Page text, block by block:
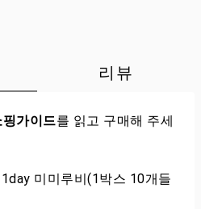
리뷰
핑가이드를 읽고 구매해 주세
미미루비(1박스 10개들